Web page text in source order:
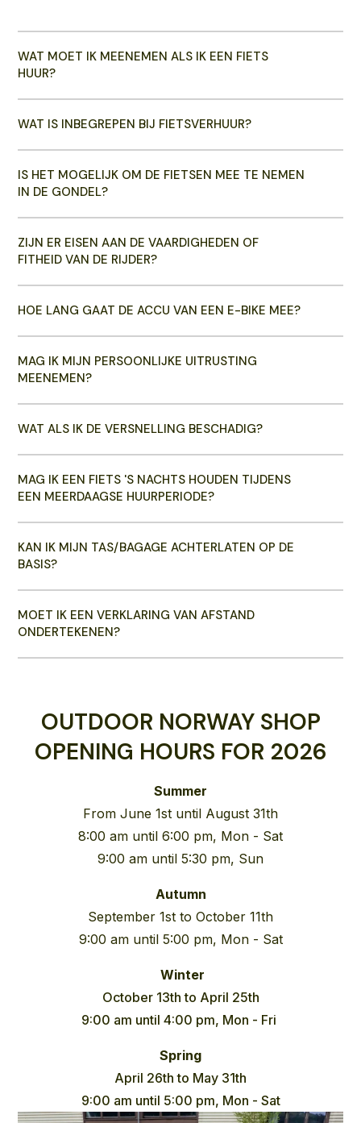
WAT MOET IK MEENEMEN ALS IK EEN FIETS
HUUR?
WAT IS INBEGREPEN BIJ FIETSVERHUUR?
IS HET MOGELIJK OM DE FIETSEN MEE TE NEMEN
IN DE GONDEL?
ZIJN ER EISEN AAN DE VAARDIGHEDEN OF
FITHEID VAN DE RIJDER?
HOE LANG GAAT DE ACCU VAN EEN E-BIKE MEE?
MAG IK MIJN PERSOONLIJKE UITRUSTING
MEENEMEN?
WAT ALS IK DE VERSNELLING BESCHADIG?
MAG IK EEN FIETS 'S NACHTS HOUDEN TIJDENS
EEN MEERDAAGSE HUURPERIODE?
KAN IK MIJN TAS/BAGAGE ACHTERLATEN OP DE
BASIS?
MOET IK EEN VERKLARING VAN AFSTAND
ONDERTEKENEN?
OUTDOOR NORWAY SHOP
OPENING HOURS FOR 2026
Summer
From June 1st until August 31th
8:00 am until 6:00 pm, Mon - Sat
9:00 am until 5:30 pm, Sun
Autumn
September 1st to October 11th
9:00 am until 5:00 pm, Mon - Sat
Winter
October 13th to April 25th
9:00 am until 4:00 pm, Mon - Fri
Spring
April 26th to May 31th
9:00 am until 5:00 pm, Mon - Sat